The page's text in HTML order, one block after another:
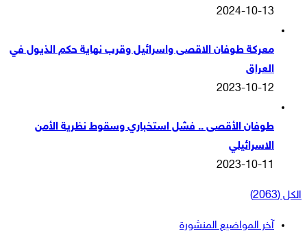
2024-10-13
معركة طوفان الاقصى واسرائيل وقرب نهاية حكم الذيول في
العراق
2023-10-12
طوفان الأقصى .. فشل استخباري وسقوط نظرية الأمن
الاسرائيلي
2023-10-11
الكل (2063)
آخر المواضيع المنشورة